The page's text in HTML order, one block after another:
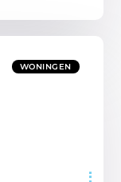
WONINGEN